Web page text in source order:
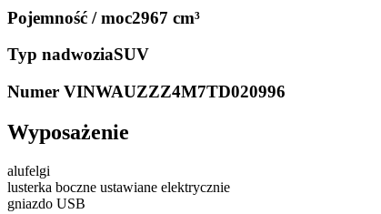
Pojemność / moc2967 cm³
Typ nadwoziaSUV
Numer VINWAUZZZ4M7TD020996
Wyposażenie
alufelgi
lusterka boczne ustawiane elektrycznie
gniazdo USB